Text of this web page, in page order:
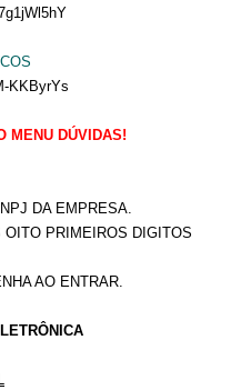
KKByrYs
MENU DÚVIDAS!
DA EMPRESA.
PRIMEIROS DIGITOS
AO ENTRAR.